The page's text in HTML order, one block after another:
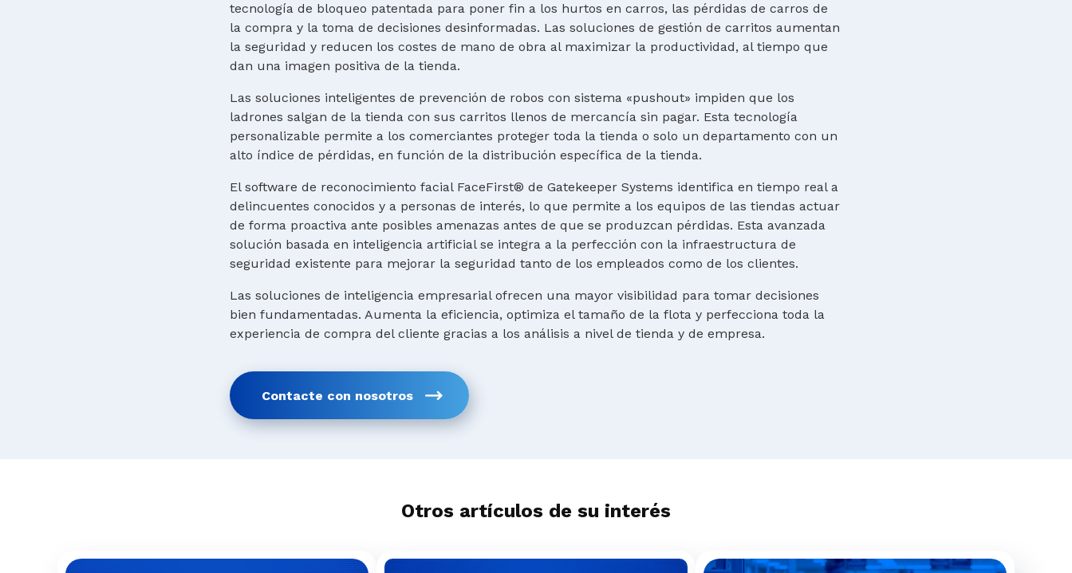
tecnología de bloqueo patentada para poner fin a los hurtos en carros, las pérdidas de carros de
la compra y la toma de decisiones desinformadas. Las soluciones de gestión de carritos aumentan
la seguridad y reducen los costes de mano de obra al maximizar la productividad, al tiempo que
dan una imagen positiva de la tienda.
Las soluciones inteligentes de prevención de robos con sistema «pushout» impiden que los
ladrones salgan de la tienda con sus carritos llenos de mercancía sin pagar. Esta tecnología
personalizable permite a los comerciantes proteger toda la tienda o solo un departamento con un
alto índice de pérdidas, en función de la distribución específica de la tienda.
El software de reconocimiento facial FaceFirst® de Gatekeeper Systems identifica en tiempo real a
delincuentes conocidos y a personas de interés, lo que permite a los equipos de las tiendas actuar
de forma proactiva ante posibles amenazas antes de que se produzcan pérdidas. Esta avanzada
solución basada en inteligencia artificial se integra a la perfección con la infraestructura de
seguridad existente para mejorar la seguridad tanto de los empleados como de los clientes.
Las soluciones de inteligencia empresarial ofrecen una mayor visibilidad para tomar decisiones
bien fundamentadas. Aumenta la eficiencia, optimiza el tamaño de la flota y perfecciona toda la
experiencia de compra del cliente gracias a los análisis a nivel de tienda y de empresa.
Contacte con nosotros
Otros artículos de su interés